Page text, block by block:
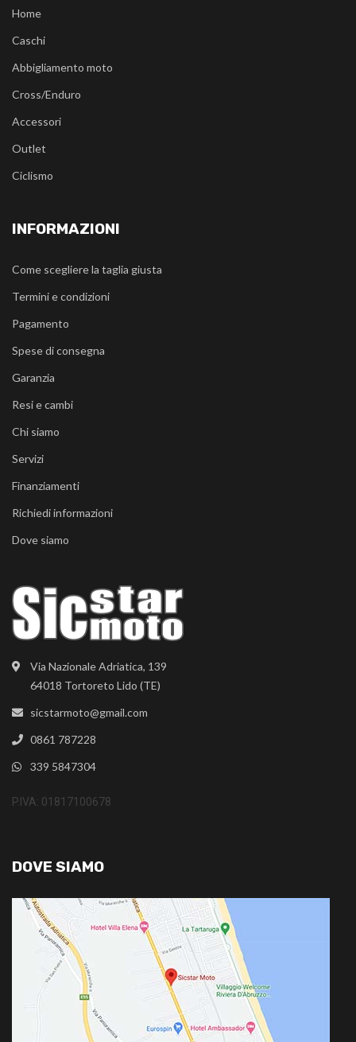
Via Nazionale Adriatica, 139
64018 Tortoreto Lido (TE)
sicstarmoto@gmail.com
0861 787228
339 5847304
P.IVA: 01817100678
Home
Caschi
Abbigliamento moto
Cross/Enduro
Accessori
Outlet
Ciclismo
INFORMAZIONI
Come scegliere la taglia giusta
Termini e condizioni
Pagamento
Spese di consegna
Garanzia
Resi e cambi
Chi siamo
Servizi
Finanziamenti
Richiedi informazioni
Dove siamo
DOVE SIAMO